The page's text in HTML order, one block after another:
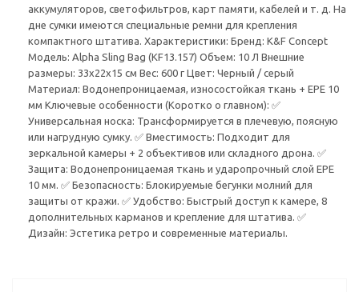
аккумуляторов, светофильтров, карт памяти, кабелей и т. д. На
дне сумки имеются специальные ремни для крепления
компактного штатива. Характеристики: Бренд: K&F Concept
Модель: Alpha Sling Bag (KF13.157) Объем: 10 Л Внешние
размеры: 33x22x15 см Вес: 600 г Цвет: Черный / серый
Материал: Водонепроницаемая, износостойкая ткань + EPE 10
мм Ключевые особенности (Коротко о главном): ✅
Универсальная носка: Трансформируется в плечевую, поясную
или нагрудную сумку. ✅ Вместимость: Подходит для
зеркальной камеры + 2 объективов или складного дрона. ✅
Защита: Водонепроницаемая ткань и ударопрочный слой EPE
10 мм. ✅ Безопасность: Блокируемые бегунки молний для
защиты от кражи. ✅ Удобство: Быстрый доступ к камере, 8
дополнительных карманов и крепление для штатива. ✅
Дизайн: Эстетика ретро и современные материалы.